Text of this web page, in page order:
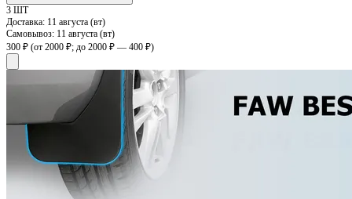
3 ШТ
Доставка: 11 августа (вт)
Самовывоз: 11 августа (вт)
300 ₽ (от 2000 ₽; до 2000 ₽ — 400 ₽)